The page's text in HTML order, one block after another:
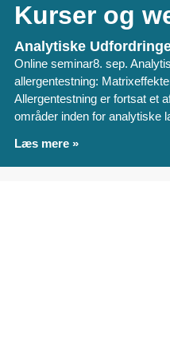
Kurser og
Analytiske
Online seminar8. sep.
allergentestning:
Allergentestning er fortsat et
områder inden for analytiske
Læs mere »